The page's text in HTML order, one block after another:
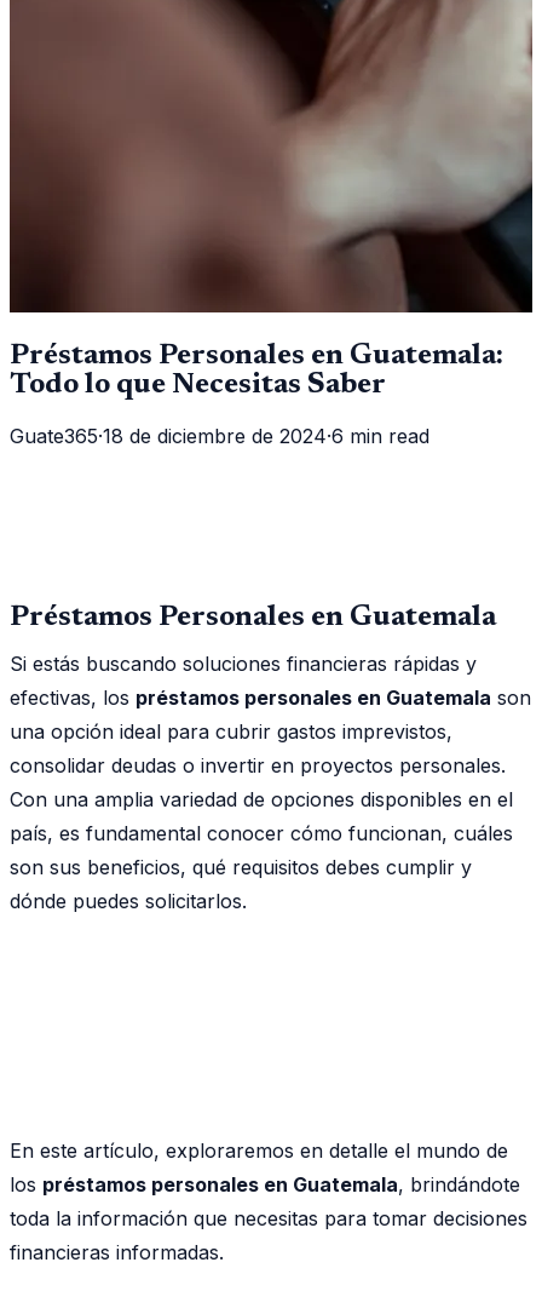
Préstamos Personales en Guatemala:
Todo lo que Necesitas Saber
Guate365·18 de diciembre de 2024·6 min read
Préstamos Personales en Guatemala
Si estás buscando soluciones financieras rápidas y
efectivas, los préstamos personales en Guatemala son
una opción ideal para cubrir gastos imprevistos,
consolidar deudas o invertir en proyectos personales.
Con una amplia variedad de opciones disponibles en el
país, es fundamental conocer cómo funcionan, cuáles
son sus beneficios, qué requisitos debes cumplir y
dónde puedes solicitarlos.
En este artículo, exploraremos en detalle el mundo de
los préstamos personales en Guatemala, brindándote
toda la información que necesitas para tomar decisiones
financieras informadas.